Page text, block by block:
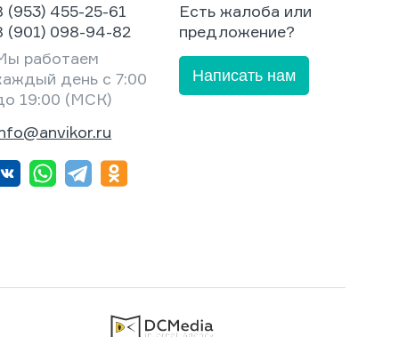
(953) 455-25-61
(901) 098-94-82
работаем
день с 7:00
19:00 (МСК)
Есть жалоба или
предложение?
Написать нам